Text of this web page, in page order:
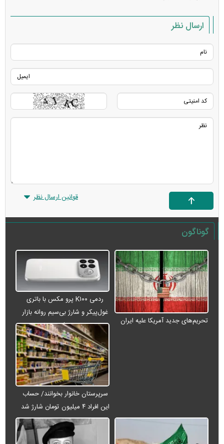
ارسال نظر
قوانین ارسال نظر
گوناگون
تحریم‌های جدید آمریکا علیه ایران
ردمی K۱۰۰ پرو مکس با باتری
غول‌پیکر و شارژ بی‌سیم روانه بازار
می‌شود
سرپرستان خانوار بخوانند/ حساب
این افراد ۴ میلیون تومان شارژ شد